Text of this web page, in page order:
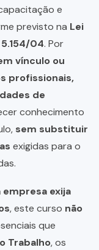
e
previsto na Lei
04. Por
vínculo ou
profissionais,
de
conhecimento
sem substituir
exigidas para o
empresa exija
, este curso não
que
Trabalho, os